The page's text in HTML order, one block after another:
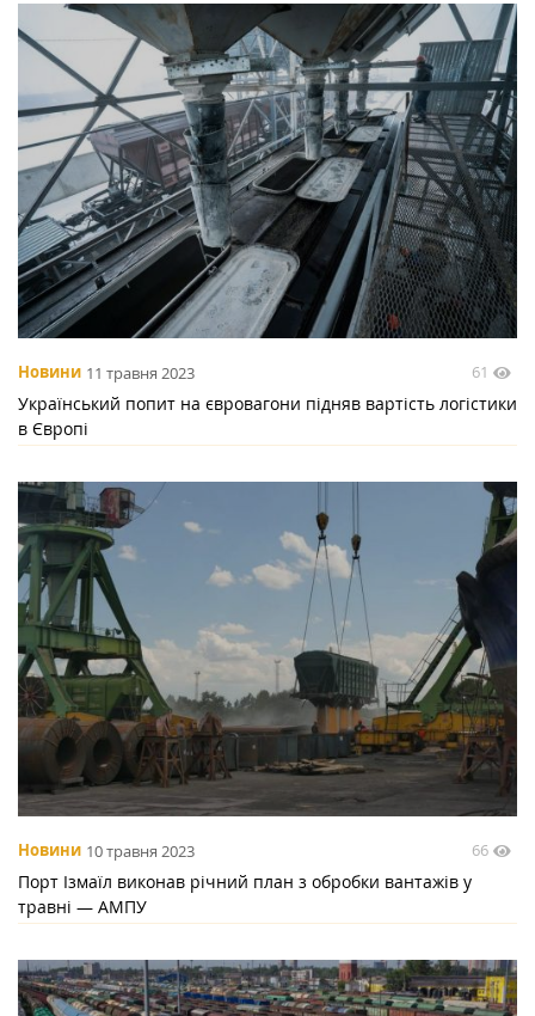
Новини 11 травня 2023 61
Український попит на євровагони підняв вартість логістики
в Європі
Новини 10 травня 2023 66
Порт Ізмаїл виконав річний план з обробки вантажів у
травні — АМПУ